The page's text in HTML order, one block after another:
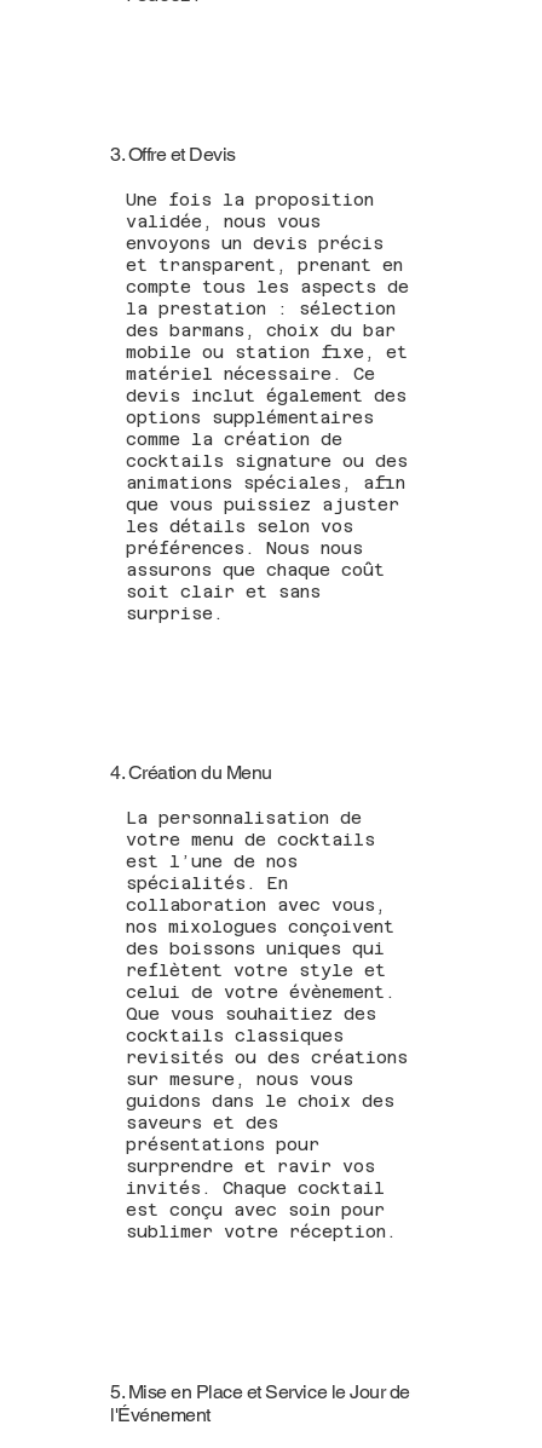
3. Offre et Devis
Une fois la proposition
validée, nous vous
envoyons un devis précis
et transparent, prenant en
compte tous les aspects de
la prestation : sélection
des barmans, choix du bar
mobile ou station fixe, et
matériel nécessaire. Ce
devis inclut également des
options supplémentaires
comme la création de
cocktails signature ou des
animations spéciales, afin
que vous puissiez ajuster
les détails selon vos
préférences. Nous nous
assurons que chaque coût
soit clair et sans
surprise.
4. Création du Menu
La personnalisation de
votre menu de cocktails
est l’une de nos
spécialités. En
collaboration avec vous,
nos mixologues conçoivent
des boissons uniques qui
reflètent votre style et
celui de votre évènement.
Que vous souhaitiez des
cocktails classiques
revisités ou des créations
sur mesure, nous vous
guidons dans le choix des
saveurs et des
présentations pour
surprendre et ravir vos
invités. Chaque cocktail
est conçu avec soin pour
sublimer votre réception.
5. Mise en Place et Service le Jour de
l'Événement